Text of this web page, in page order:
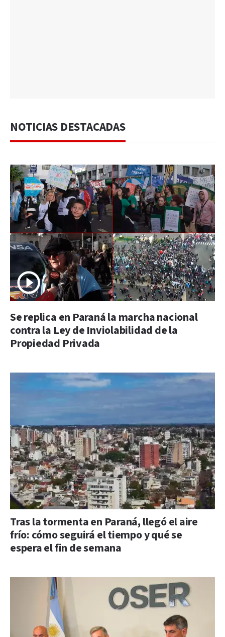
NOTICIAS DESTACADAS
Se replica en Paraná la marcha nacional
contra la Ley de Inviolabilidad de la
Propiedad Privada
Tras la tormenta en Paraná, llegó el aire
frío: cómo seguirá el tiempo y qué se
espera el fin de semana